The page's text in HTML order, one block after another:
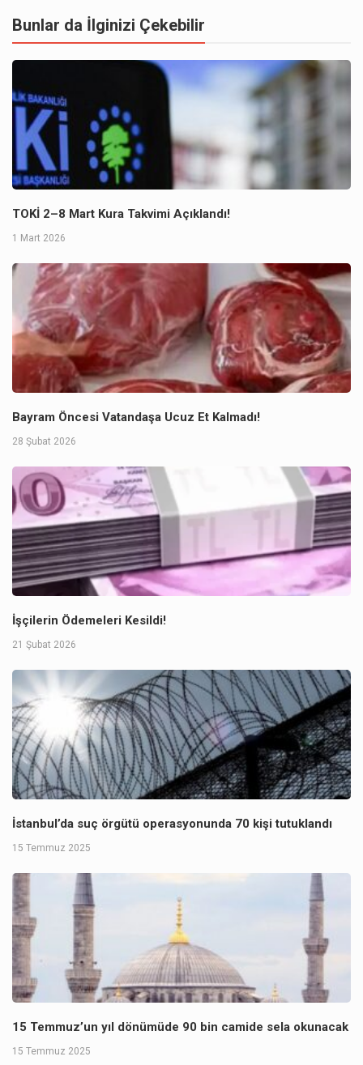
Bunlar da İlginizi Çekebilir
TOKİ 2–8 Mart Kura Takvimi Açıklandı!
1 Mart 2026
Bayram Öncesi Vatandaşa Ucuz Et Kalmadı!
28 Şubat 2026
İşçilerin Ödemeleri Kesildi!
21 Şubat 2026
İstanbul’da suç örgütü operasyonunda 70 kişi tutuklandı
15 Temmuz 2025
15 Temmuz’un yıl dönümüde 90 bin camide sela okunacak
15 Temmuz 2025